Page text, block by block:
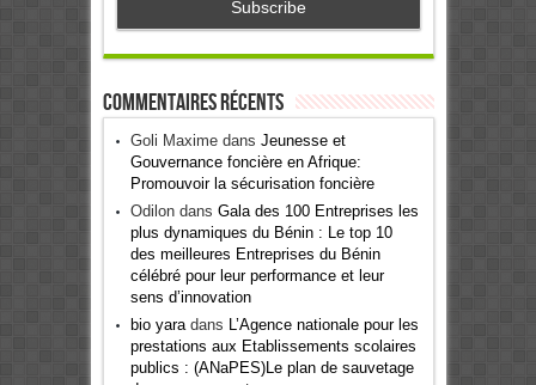
Commentaires récents
Goli Maximedans Jeunesse et
Gouvernance foncière en Afrique:
Promouvoir la sécurisation foncière
Odilondans Gala des 100 Entreprises les
plus dynamiques du Bénin : Le top 10
des meilleures Entreprises du Bénin
célébré pour leur performance et leur
sens d’innovation
bio yaradans
L’Agence nationale pour les
prestations aux Etablissements scolaires
publics : (ANaPES)Le plan de sauvetage